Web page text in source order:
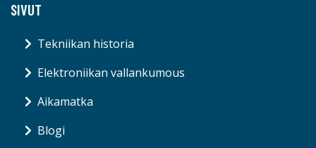
SIVUT
Tekniikan historia
Elektroniikan vallankumous
Aikamatka
Blogi